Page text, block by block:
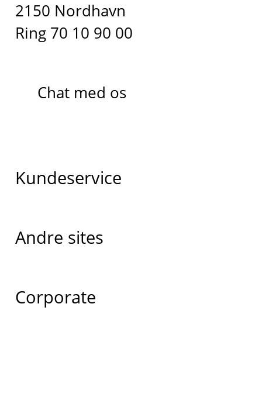
2150 Nordhavn
Ring 70 10 90 00
Chat med os
Kundeservice
Andre sites
Corporate